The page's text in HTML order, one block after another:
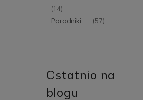
(14)
Poradniki (57)
Ostatnio na
blogu